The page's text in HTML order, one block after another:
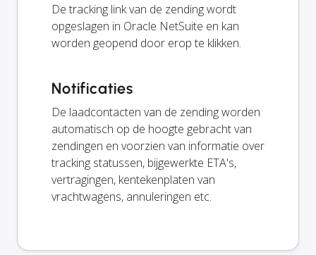
De tracking link van de zending wordt
opgeslagen in Oracle NetSuite en kan
worden geopend door erop te klikken.
Notificaties
De laadcontacten van de zending worden
automatisch op de hoogte gebracht van
zendingen en voorzien van informatie over
tracking statussen, bijgewerkte ETA's,
vertragingen, kentekenplaten van
vrachtwagens, annuleringen etc.